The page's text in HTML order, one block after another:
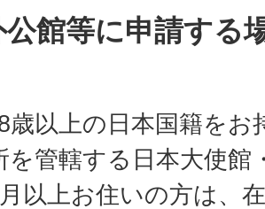
公館等に申請する
歳以上の日本国籍をお
を管轄する日本大使館
以上お住いの方は、